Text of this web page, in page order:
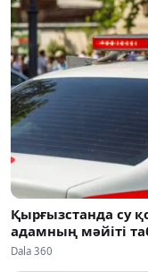
Қырғызстанда су
адамның мәйіті
Dala 360